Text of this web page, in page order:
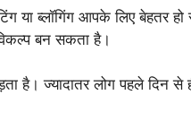
या ब्लॉगिंग आपके लिए बेहतर
बन सकता है।
ज्यादातर लोग पहले दिन से